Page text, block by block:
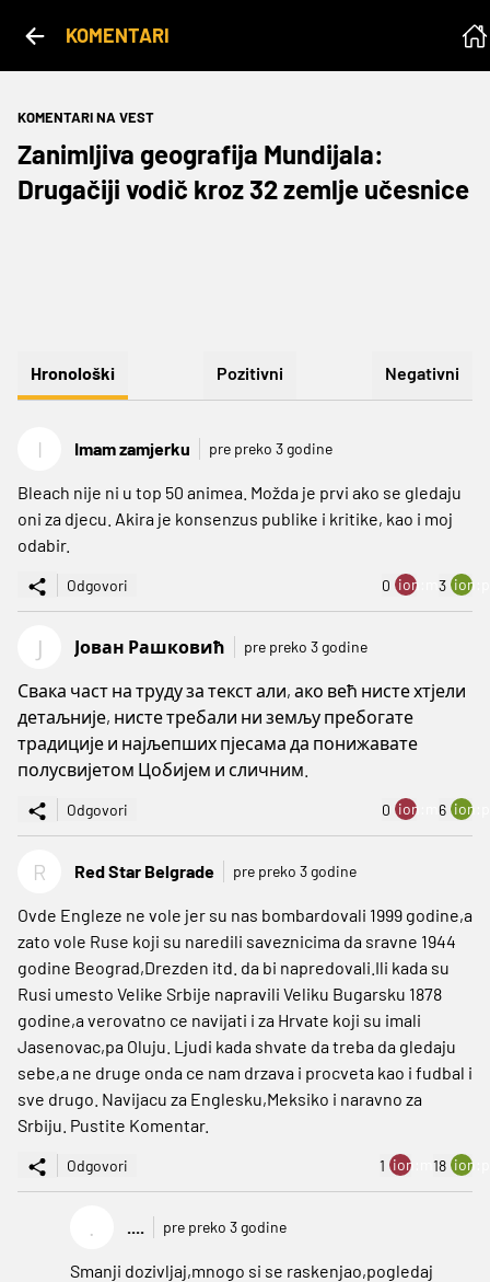
KOMENTARI
KOMENTARI NA VEST
Zanimljiva geografija Mundijala:
Drugačiji vodič kroz 32 zemlje učesnice
Hronološki Pozitivni Negativni
I Imam zamjerku pre preko 3 godine
Bleach nije ni u top 50 animea. Možda je prvi ako se gledaju
oni za djecu. Akira je konsenzus publike i kritike, kao i moj
odabir.
Odgovori 0 ion:minus
3
Ј Јован Рашковић pre preko 3 godine
Свака част на труду за текст али, ако већ нисте хтјели
детаљније, нисте требали ни земљу пребогате
традиције и најљепших пјесама да понижавате
полусвијетом Цобијем и сличним.
Odgovori 0 ion:minus
6
R Red Star Belgrade pre preko 3 godine
Ovde Engleze ne vole jer su nas bombardovali 1999 godine,a
zato vole Ruse koji su naredili saveznicima da sravne 1944
godine Beograd,Drezden itd. da bi napredovali.Ili kada su
Rusi umesto Velike Srbije napravili Veliku Bugarsku 1878
godine,a verovatno ce navijati i za Hrvate koji su imali
Jasenovac,pa Oluju. Ljudi kada shvate da treba da gledaju
sebe,a ne druge onda ce nam drzava i procveta kao i fudbal i
sve drugo. Navijacu za Englesku,Meksiko i naravno za
Srbiju. Pustite Komentar.
Odgovori 1 ion:minus
18
. .... pre preko 3 godine
Smanji dozivljaj,mnogo si se raskenjao,pogledaj